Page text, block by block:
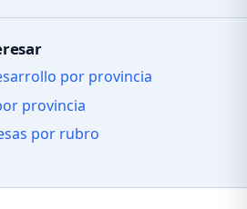
por provincia
provincia
por rubro